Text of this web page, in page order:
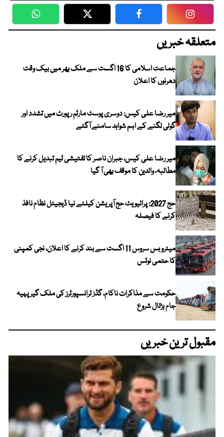
WhatsApp Twitter Facebook
متعلقہ خبریں
جماعت اسلامی کا 16 اگست سے ملک بھر میں بیک وقت
دھرنوں کا اعلان
میر رضا علی کیس: دوسری پوسٹ مارٹم رپورٹ میں تشدد اور
گولی لگنے کے اہم شواہد سامنے آگئے
میر رضا علی کیس، جبران ناصر کا تفتیشی ٹیم تبدیل کرنے کا
مطالبہ، والدین کا موقف بھی آ گیا
حج 2027: پرائیویٹ حج آپریشن کیلئے نیا ڈیجیٹل نظام نافذ
کرنے کا فیصلہ
میٹرو بس سروس 11 اگست سے بند کرنے کا اعلان، نجی کمپنی
کا حتمی نوٹس
حکومت سے مذاکرات ناکام، گڈز ٹرانسپورٹرز کی ملک گیر پہیہ
جام ہڑتال شروع
مقبول ترین خبریں